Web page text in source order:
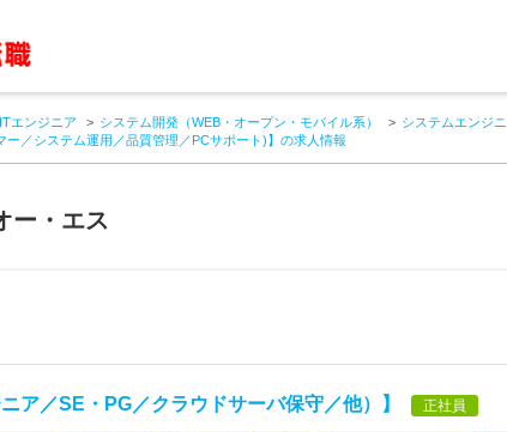
ITエンジニア システム開発（WEB・オープン・モバイル系） システムエンジ
ー／システム運用／品質管理／PCサポート)】の求人情報
ー・エス
ア／SE・PG／クラウドサーバ保守／他）】 正社員